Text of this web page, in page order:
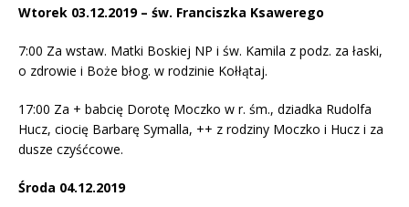
Wtorek 03.12.2019 – św. Franciszka Ksawerego
7:00 Za wstaw. Matki Boskiej NP i św. Kamila z podz. za łaski,
o zdrowie i Boże błog. w rodzinie Kołłątaj.
17:00 Za + babcię Dorotę Moczko w r. śm., dziadka Rudolfa
Hucz, ciocię Barbarę Symalla, ++ z rodziny Moczko i Hucz i za
dusze czyśćcowe.
Środa 04.12.2019